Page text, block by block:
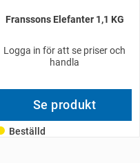
Franssons Elefanter 1,1 KG
Logga in för att se priser och
handla
Se produkt
Beställd